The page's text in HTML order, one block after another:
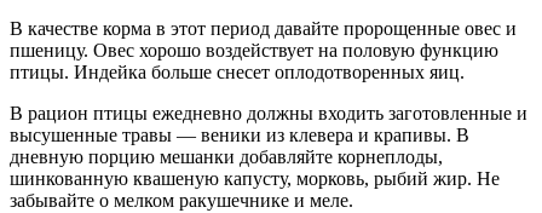
В качестве корма в этот период давайте пророщенные овес и
пшеницу. Овес хорошо воздействует на половую функцию
птицы. Индейка больше снесет оплодотворенных яиц.
В рацион птицы ежедневно должны входить заготовленные и
высушенные травы — веники из клевера и крапивы. В
дневную порцию мешанки добавляйте корнеплоды,
шинкованную квашеную капусту, морковь, рыбий жир. Не
забывайте о мелком ракушечнике и меле.